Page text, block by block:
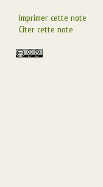
Imprimer cette note
Citer cette note